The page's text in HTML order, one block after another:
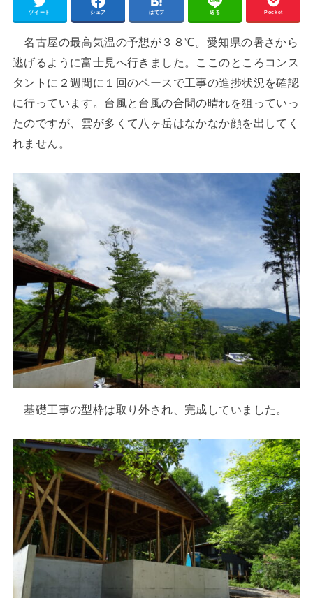
ツイート シェア はてブ 送る Pocket
名古屋の最高気温の予想が３８℃。愛知県の暑さから
逃げるように富士見へ行きました。ここのところコンス
タントに２週間に１回のペースで工事の進捗状況を確認
に行っています。台風と台風の合間の晴れを狙っていっ
たのですが、雲が多くて八ヶ岳はなかなか顔を出してく
れません。
基礎工事の型枠は取り外され、完成していました。